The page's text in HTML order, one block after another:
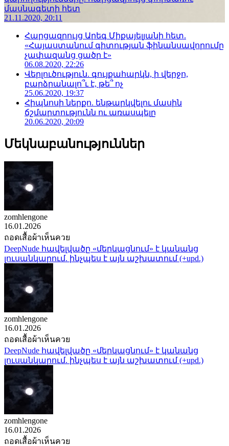
մասնագետի հետ
21.11.2020, 20:11
Հարցազրույց Արեգ Միքայելյանի հետ.
«Հայաստանում գիտության ֆինանսավորումը
չափազանց ցածր է»
06.08.2020, 22:26
Վերլուծություն. գույքահարկն, ի վերջո,
բարձրանալո՞ւ է, թե՞ ոչ
25.06.2020, 19:37
Հիպնոսի ներքո. ենթարկվելու մասին
ճշմարտությունն ու առասպելը
20.06.2020, 20:09
Մեկնաբանություններ
zomhlengone
16.01.2026
ถอดเสื้อผ้าเห็นควย
DeepNude հավելվածը «մերկացնում» է կանանց
լուսանկարում. ինչպես է այն աշխատում (+upd.)
zomhlengone
16.01.2026
ถอดเสื้อผ้าเห็นควย
DeepNude հավելվածը «մերկացնում» է կանանց
լուսանկարում. ինչպես է այն աշխատում (+upd.)
zomhlengone
16.01.2026
ถอดเสื้อผ้าเห็นควย